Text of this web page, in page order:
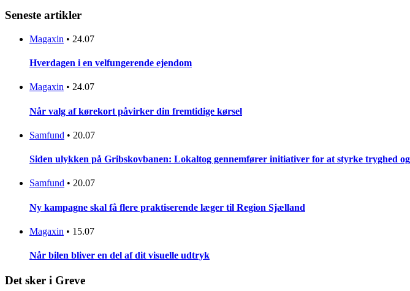
Seneste artikler
Magaxin • 24.07
Hverdagen i en velfungerende ejendom
Magaxin • 24.07
Når valg af kørekort påvirker din fremtidige kørsel
Samfund • 20.07
Siden ulykken på Gribskovbanen: Lokaltog gennemfører initiativer for at styrke tryghed
Samfund • 20.07
Ny kampagne skal få flere praktiserende læger til Region Sjælland
Magaxin • 15.07
Når bilen bliver en del af dit visuelle udtryk
Det sker i Greve